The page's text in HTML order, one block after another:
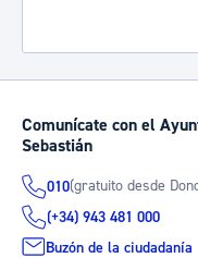
Comunícate con el
Sebastián
010(gratuito desde
(+34) 943 481 000
Buzón de la ciudadanía